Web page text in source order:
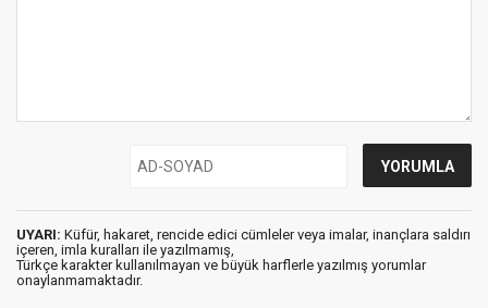
UYARI: Küfür, hakaret, rencide edici cümleler veya imalar, inançlara saldırı
içeren, imla kuralları ile yazılmamış,
Türkçe karakter kullanılmayan ve büyük harflerle yazılmış yorumlar
onaylanmamaktadır.